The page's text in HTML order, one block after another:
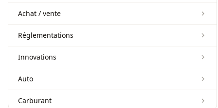
Achat / vente
Réglementations
Innovations
Auto
Carburant